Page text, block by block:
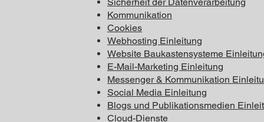
Kommunikation
Cookies
Webhosting Einleitung
Website Baukastensysteme
E-Mail-Marketing Einleitung
Messenger & Kommunikation
Social Media Einleitung
Blogs und Publikationsmedien
Cloud-Dienste